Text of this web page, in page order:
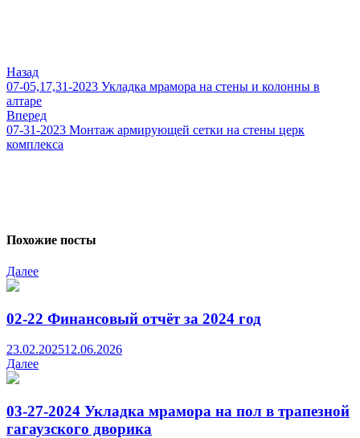
Назад
07-05,17,31-2023 Укладка мрамора на стены и колонны в
алтаре
Вперед
07-31-2023 Монтаж армирующей сетки на стены церк
комплекса
Похожие посты
Далее
02-22 Финансовый отчёт за 2024 год
23.02.202512.06.2026
Далее
03-27-2024 Укладка мрамора на пол в трапезной
гагаузского дворика